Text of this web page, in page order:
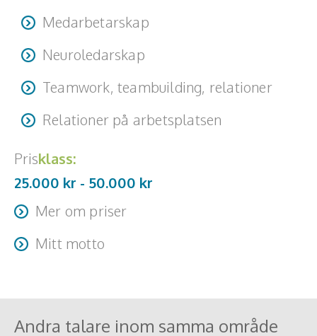
Medarbetarskap
Neuroledarskap
Teamwork, teambuilding, relationer
Relationer på arbetsplatsen
Prisklass:
25.000 kr - 50.000 kr
Mer om priser
Resa + logi tillkommer
Mitt motto
Andra talare inom samma område